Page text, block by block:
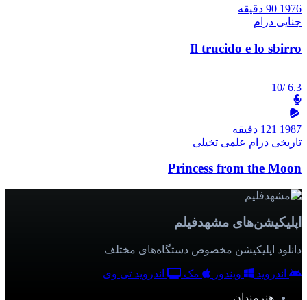
1976 90 دقیقه
جنایی درام
Il trucido e lo sbirro
6.3
/10
1987 121 دقیقه
تاریخی درام علمی تخیلی
Princess from the Moon
اپلیکیشن‌های مشهدفیلم
دانلود اپلیکیشن مخصوص دستگاه‌های مختلف
اندروید ویندوز مک اندروید تی وی
هنرمندان